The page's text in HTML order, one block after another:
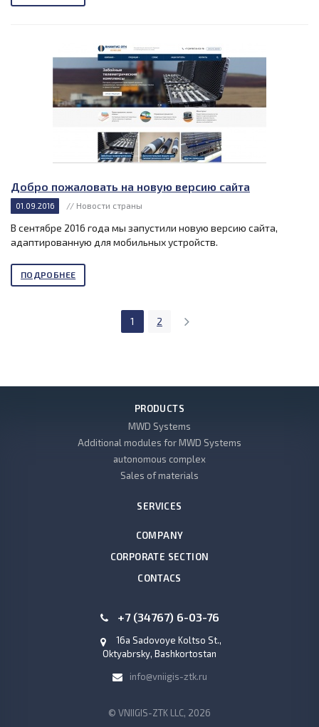
Добро пожаловать на новую версию сайта
01.09.2016 // Новости страны
В сентябре 2016 года мы запустили новую версию сайта,
адаптированную для мобильных устройств.
ПОДРОБНЕЕ
1 2
PRODUCTS
MWD Systems
Additional modules for MWD Systems
autonomous complex
Sales of materials
SERVICES
COMPANY
CORPORATE SECTION
CONTACS
+7 (34767) 6-03-76
16a Sadovoye Koltso St.,
Oktyabrsky, Bashkortostan
info@vniigis-ztk.ru
© VNIIGIS-ZTK LLC, 2026